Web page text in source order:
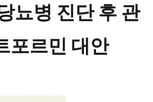
뇨병 진단 후 관
포르민 대안